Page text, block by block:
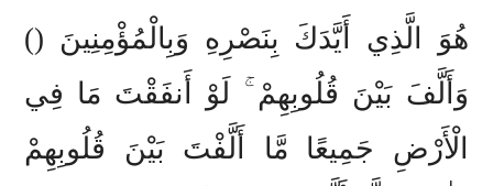
هُوَ الَّذِي أَيَّدَكَ بِنَصْرِهِ وَبِالْمُؤْمِنِينَ ()
وَأَلَّفَ بَيْنَ قُلُوبِهِمْ ۚ لَوْ أَنفَقْتَ مَا فِي
الْأَرْضِ جَمِيعًا مَّا أَلَّفْتَ بَيْنَ قُلُوبِهِمْ